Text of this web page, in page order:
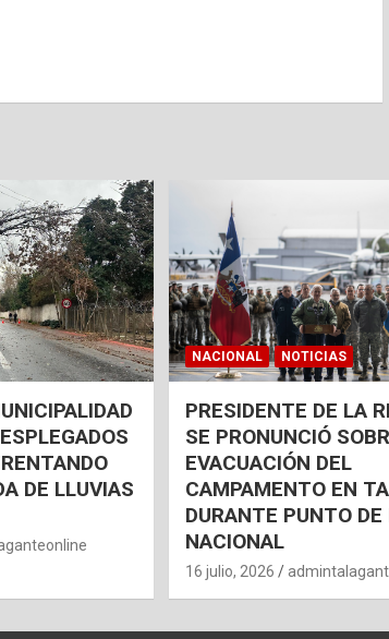
DE LLUVIAS
NACIONAL NOTICIAS
PRESIDENTE DE LA
SE PRONUNCIÓ
EVACUACIÓN DEL
CAMPAMENTO EN
DURANTE PUNTO DE
NACIONAL
16 julio, 2026